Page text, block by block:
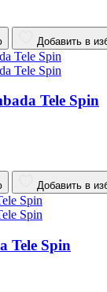
Добавить в
Tele Spin
Добавить в
Tele Spin